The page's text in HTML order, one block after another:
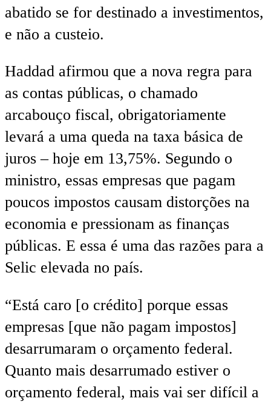
abatido se for destinado a investimentos,
e não a custeio.
Haddad afirmou que a nova regra para
as contas públicas, o chamado
arcabouço fiscal, obrigatoriamente
levará a uma queda na taxa básica de
juros – hoje em 13,75%. Segundo o
ministro, essas empresas que pagam
poucos impostos causam distorções na
economia e pressionam as finanças
públicas. E essa é uma das razões para a
Selic elevada no país.
“Está caro [o crédito] porque essas
empresas [que não pagam impostos]
desarrumaram o orçamento federal.
Quanto mais desarrumado estiver o
orçamento federal, mais vai ser difícil a